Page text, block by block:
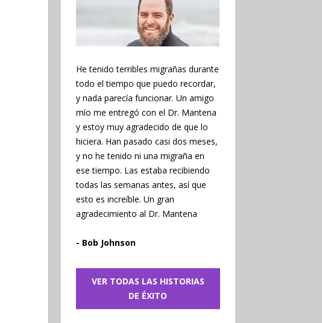
He tenido terribles migrañas durante
todo el tiempo que puedo recordar,
y nada parecía funcionar. Un amigo
mío me entregó con el Dr. Mantena
y estoy muy agradecido de que lo
hiciera. Han pasado casi dos meses,
y no he tenido ni una migraña en
ese tiempo. Las estaba recibiendo
todas las semanas antes, así que
esto es increíble. Un gran
agradecimiento al Dr. Mantena
- Bob Johnson
VER TODAS LAS HISTORIAS
DE ÉXITO